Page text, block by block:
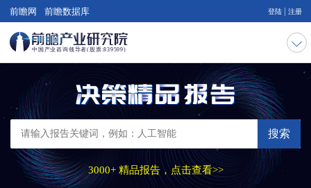
前瞻网 前瞻数据库 登陆 注册
搜索
3000+ 精品报告，点击查看>>